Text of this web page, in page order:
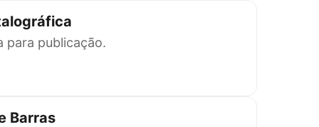
para publicação.
Barras